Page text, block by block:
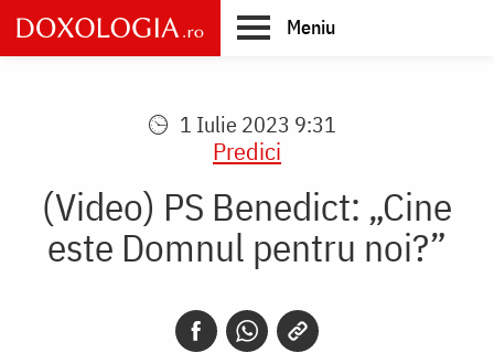
Skip
to
main
Meniu
1 Iulie 2023 9:31
Predici
(Video) PS Benedict: „Cine
este Domnul pentru noi?”